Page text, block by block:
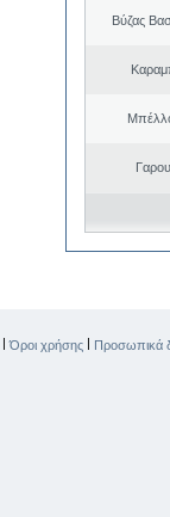
Βύζας
|Όροι χρήσης | Προσωπικά